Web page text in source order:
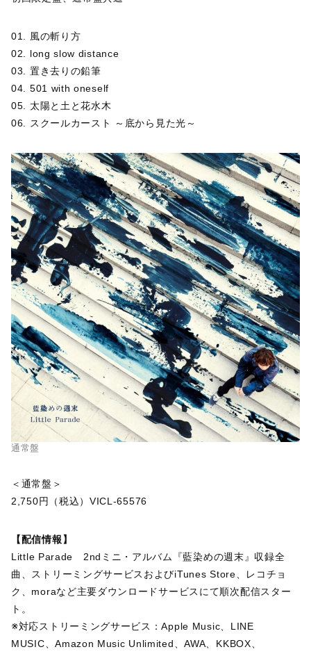
01. 風の斬り方
02. long slow distance
03. 置き去りの鉛筆
04. 501 with oneself
05. 太陽と土と花水木
06. スクールカースト ～底から見た光～
通常盤
＜通常盤＞
2,750円（税込）VICL-65576
【配信情報】
Little Parade 2ndミニ・アルバム『藍染めの週末』収録全
曲、ストリーミングサービスおよびiTunes Store、レコチョ
ク、moraなど主要ダウンロードサービスにて順次配信スター
ト。
※対応ストリーミングサービス：Apple Music、LINE
MUSIC、Amazon Music Unlimited、AWA、KKBOX、